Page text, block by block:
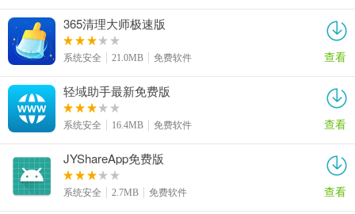
365清理大师极速版
系统安全 21.0MB 免费软件 查看
轻域助手最新免费版
系统安全 16.4MB 免费软件 查看
JYShareApp免费版
系统安全 2.7MB 免费软件 查看